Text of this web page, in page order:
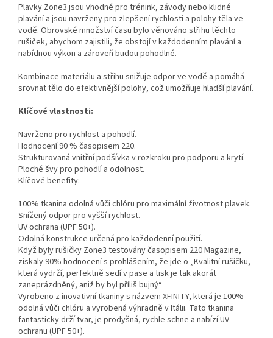
Plavky Zone3 jsou vhodné pro trénink, závody nebo klidné
plavání a jsou navrženy pro zlepšení rychlosti a polohy těla ve
vodě. Obrovské množství času bylo věnováno střihu těchto
rušiček, abychom zajistili, že obstojí v každodenním plavání a
nabídnou výkon a zároveň budou pohodlné.
Kombinace materiálu a střihu snižuje odpor ve vodě a pomáhá
srovnat tělo do efektivnější polohy, což umožňuje hladší plavání.
Klíčové vlastnosti:
Navrženo pro rychlost a pohodlí.
Hodnocení 90 % časopisem 220.
Strukturovaná vnitřní podšívka v rozkroku pro podporu a krytí.
Ploché švy pro pohodlí a odolnost.
Klíčové benefity:
100% tkanina odolná vůči chlóru pro maximální životnost plavek.
Snížený odpor pro vyšší rychlost.
UV ochrana (UPF 50+).
Odolná konstrukce určená pro každodenní použití.
Když byly rušičky Zone3 testovány časopisem 220 Magazine,
získaly 90% hodnocení s prohlášením, že jde o „Kvalitní rušičku,
která vydrží, perfektně sedí v pase a tisk je tak akorát
zaneprázdněný, aniž by byl příliš bujný“
Vyrobeno z inovativní tkaniny s názvem XFINITY, která je 100%
odolná vůči chlóru a vyrobená výhradně v Itálii. Tato tkanina
fantasticky drží tvar, je prodyšná, rychle schne a nabízí UV
ochranu (UPF 50+).